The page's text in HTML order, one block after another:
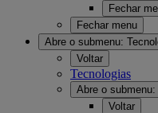
Fechar
Fechar menu
Abre o submenu:
Voltar
Tecnologias
Abre o submenu:
Voltar